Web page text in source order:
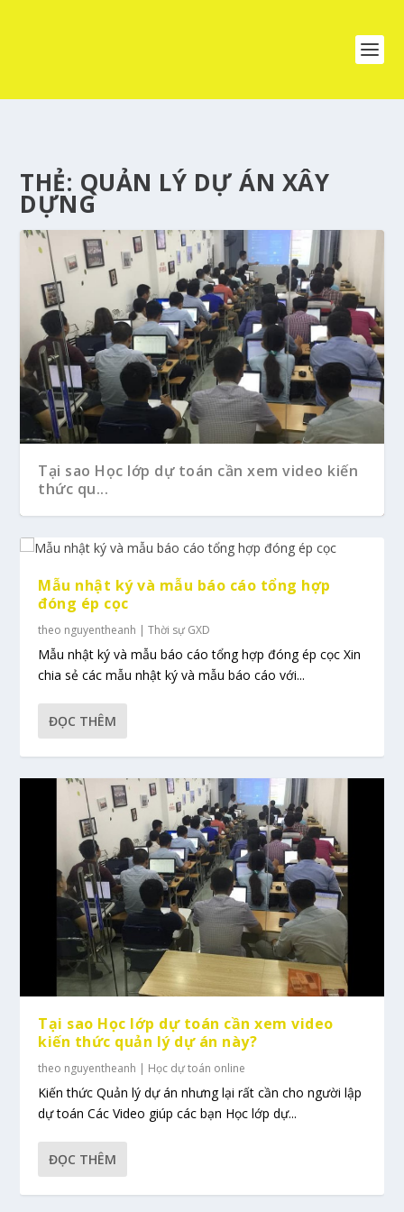
THẺ: QUẢN LÝ DỰ ÁN XÂY
DỰNG
Tại sao Học lớp dự toán cần xem video kiến
thức qu...
Mẫu nhật ký và mẫu báo cáo tổng hợp
đóng ép cọc
theo nguyentheanh |Thời sự GXD
Mẫu nhật ký và mẫu báo cáo tổng hợp đóng ép cọc Xin
chia sẻ các mẫu nhật ký và mẫu báo cáo với...
ĐỌC THÊM
Tại sao Học lớp dự toán cần xem video
kiến thức quản lý dự án này?
theo nguyentheanh | Học dự toán online
Kiến thức Quản lý dự án nhưng lại rất cần cho người lập
dự toán Các Video giúp các bạn Học lớp dự...
ĐỌC THÊM